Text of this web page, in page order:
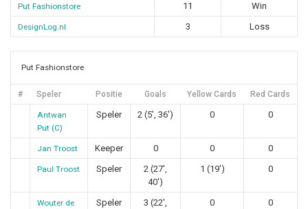
Put Fashionstore 11 Win
DesignLog.nl 3 Loss
Put Fashionstore
# Speler Positie Goals Yellow Cards Red Cards
Antwan
Put (C)
Speler 2 (5', 36') 0 0
Jan Troost Keeper 0 0 0
Paul Troost Speler
2 (27',
40')
1 (19') 0
Wouter de
Speler
3 (22',
0 0